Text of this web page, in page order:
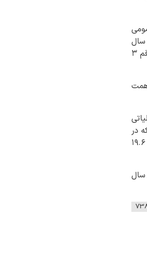
که نسبت به سال
۱۴۰۳، ۲۹.۵ درصد رشد داشته است. همچنین مصوب درآمدهای عمومی استان برای سال گذشته ۴۵.۶ همت است که این رقم ۳
درآمدهای عمومی خراسان رضوی در سال ۱۴۰۴ افزود: عملکرد درآمدی استان در سال گذشته ۴۲.۹ همت
مالیاتی
همت می باشد که در
مدت مذکور ۴۱.۳ همت وصول شده است که نشان می‌دهد میزان درآمدهای مالیاتی محقق شده نسبت به سال ۱۴۰۳، ۱۹.۶
سال